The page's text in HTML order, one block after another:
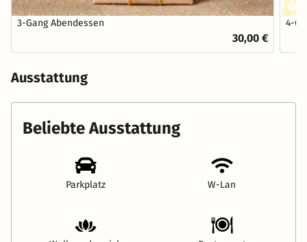
3-Gang Abendessen
30,00 €
4-
Ausstattung
Beliebte Ausstattung
Parkplatz W-Lan